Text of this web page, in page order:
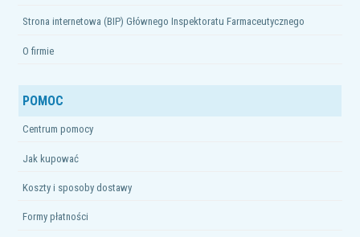
Strona internetowa (BIP) Głównego Inspektoratu Farmaceutycznego
O firmie
POMOC
Centrum pomocy
Jak kupować
Koszty i sposoby dostawy
Formy płatności